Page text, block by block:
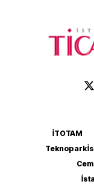
İTOTAM
Teknopark